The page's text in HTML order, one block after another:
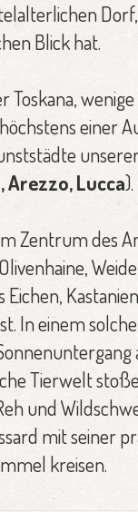
Blick hat.
einer
Arezzo, Lucca).
Zentrum des
In einem
Tierwelt
und
mit seiner
kreisen.